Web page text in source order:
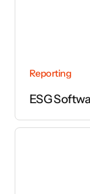
Reporting
ESG